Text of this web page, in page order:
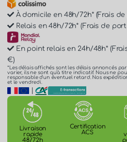
À domicile en 48h/72h* (Frais
Relais en 48h/72h* (Frais de
En point relais en 24h/48h*
€)
*Les délais affichés sont les délais annoncés
varier, ils ne sont qu'à titre indicatif. Nous ne
responsable d'un éventuel retard. Nos
et le vendredi.
Livraison
rapide
48/72h
Certification
ACS